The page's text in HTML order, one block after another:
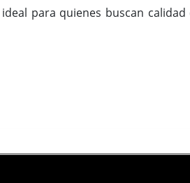
para quienes buscan calidad